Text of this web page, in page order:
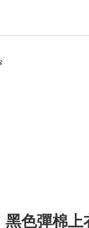
黑色彈棉上